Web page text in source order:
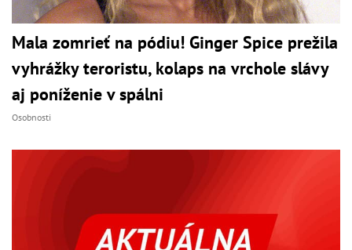
Mala zomrieť na pódiu! Ginger Spice prežila
vyhrážky teroristu, kolaps na vrchole slávy
aj poníženie v spálni
Osobnosti